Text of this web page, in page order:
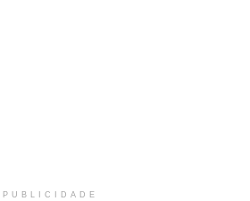
PUBLICIDADE